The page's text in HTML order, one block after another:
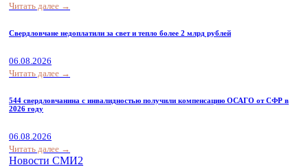
Читать далее →
Свердловчане недоплатили за свет и тепло более 2 млрд рублей
06.08.2026
Читать далее →
544 свердловчанина с инвалидностью получили компенсацию ОСАГО от СФР в
2026 году
06.08.2026
Читать далее →
Новости СМИ2